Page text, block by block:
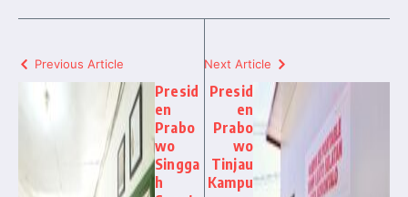
Previous Article
Presid
en
Prabo
wo
Singga
h
Next Article
Presid
en
Prabo
wo
Tinjau
Kampu